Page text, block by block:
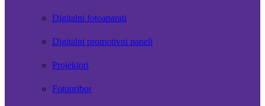
Digitalni fotoaparati
Digitalni promotivni paneli
Projektori
Fotopribor